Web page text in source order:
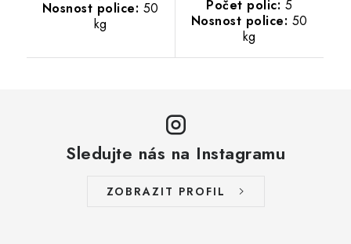
Nosnost police: 50
kg
Počet polic: 5
Nosnost police: 50
kg
Sledujte nás na Instagramu
ZOBRAZIT PROFIL